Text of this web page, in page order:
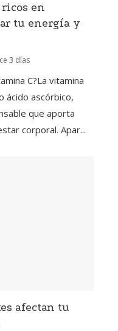
en
tu energía y
3 días
C?La vitamina
ácido ascórbico,
que aporta
corporal. Apar...
afectan tu